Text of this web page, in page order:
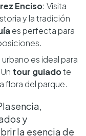
Enciso: Visita
y la tradición
es perfecta para
es ideal para
tour guiadote
flora del parque.
y
la esencia de